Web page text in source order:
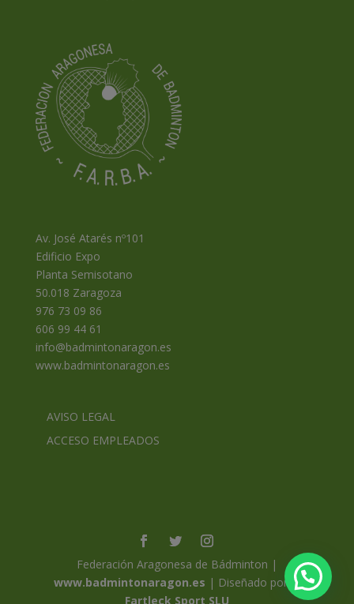
Av. José Atarés nº101
Edificio Expo
Planta Semisotano
50.018 Zaragoza
976 73 09 86
606 99 44 61
info@badmintonaragon.es
www.badmintonaragon.es
AVISO LEGAL
ACCESO EMPLEADOS
Federación Aragonesa de Bádminton |
www.badmintonaragon.es | Diseñado por ©
Fartleck Sport SLU